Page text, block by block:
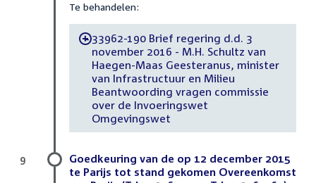
Te behandelen:
-33962-190 Brief regering d.d. 3
november 2016 - M.H. Schultz van
Haegen-Maas Geesteranus, minister
van Infrastructuur en Milieu
Beantwoording vragen commissie
over de Invoeringswet
Omgevingswet
Goedkeuring van de op 12 december 2015
te Parijs tot stand gekomen Overeenkomst
9